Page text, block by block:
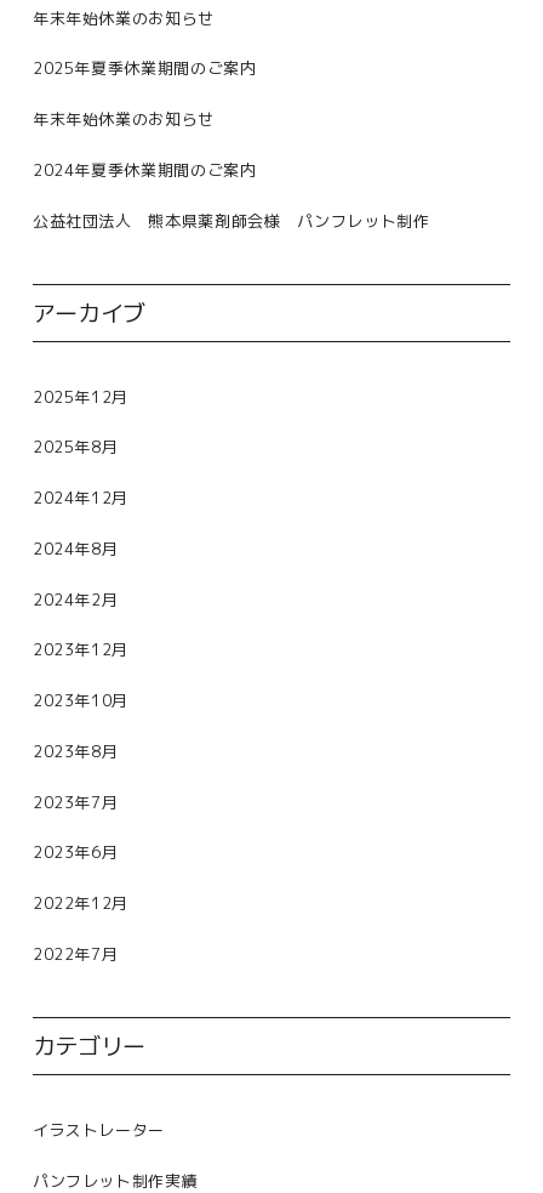
年末年始休業のお知らせ
2025年夏季休業期間のご案内
年末年始休業のお知らせ
2024年夏季休業期間のご案内
公益社団法人 熊本県薬剤師会様 パンフレット制作
アーカイブ
2025年12月
2025年8月
2024年12月
2024年8月
2024年2月
2023年12月
2023年10月
2023年8月
2023年7月
2023年6月
2022年12月
2022年7月
カテゴリー
イラストレーター
パンフレット制作実績